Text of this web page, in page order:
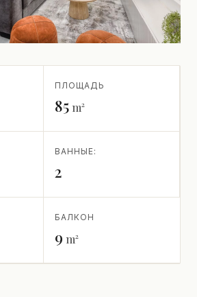
ПЛОЩАДЬ
85 m²
ВАННЫЕ:
2
БАЛКОН
9 m²